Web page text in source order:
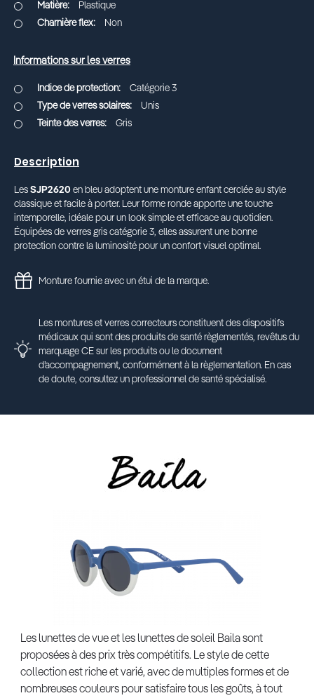
Plastique
Non
Informations sur les verres
Catégorie 3
Unis
Gris
Description
Les SJP2620 en bleu adoptent une monture enfant cerclée au style
classique et facile à porter. Leur forme ronde apporte une touche
intemporelle, idéale pour un look simple et efficace au quotidien.
Équipées de verres gris catégorie 3, elles assurent une bonne
protection contre la luminosité pour un confort visuel optimal.
Monture fournie avec un étui de la marque.
Les montures et verres correcteurs constituent des dispositifs
médicaux qui sont des produits de santé règlementés, revêtus du
marquage CE sur les produits ou le document
d’accompagnement, conformément à la règlementation. En cas
de doute, consultez un professionnel de santé spécialisé.
Les lunettes de vue et les lunettes de soleil Baila sont
proposées à des prix très compétitifs. Le style de cette
collection est riche et varié, avec de multiples formes et de
nombreuses couleurs pour satisfaire tous les goûts, à tout